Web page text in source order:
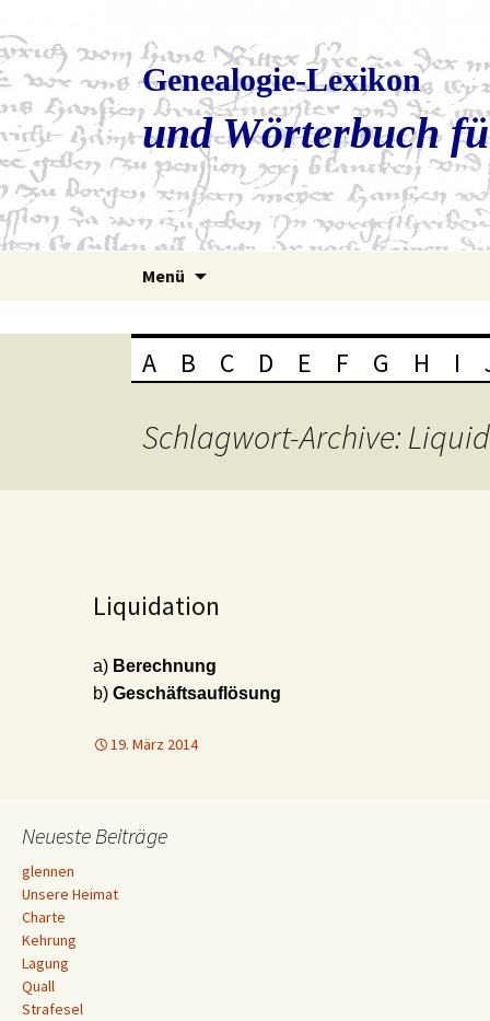
Genealogie-Lexikon
und Wörterbuch
Menü
A B C D E F G H I
Schlagwort-Archive:
Liquidation
a) Berechnung
b) Geschäftsauflösung
19. März 2014
Neueste Beiträge
glennen
Unsere Heimat
Charte
Kehrung
Lagung
Quall
Strafesel